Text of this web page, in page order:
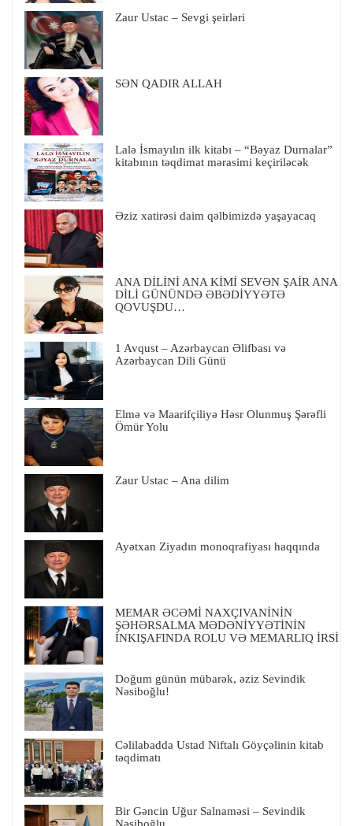
Zaur Ustac – Sevgi şeirləri
SƏN QADIR ALLAH
Lalə İsmayılın ilk kitabı – “Bəyaz Durnalar”
kitabının təqdimat mərasimi keçiriləcək
Əziz xatirəsi daim qəlbimizdə yaşayacaq
ANA DİLİNİ ANA KİMİ SEVƏN ŞAİR ANA
DİLİ GÜNÜNDƏ ƏBƏDİYYƏTƏ
QOVUŞDU…
1 Avqust – Azərbaycan Əlifbası və
Azərbaycan Dili Günü
Elmə və Maarifçiliyə Həsr Olunmuş Şərəfli
Ömür Yolu
Zaur Ustac – Ana dilim
Ayətxan Ziyadın monoqrafiyası haqqında
MEMAR ƏCƏMİ NAXÇIVANİNİN
ŞƏHƏRSALMA MƏDƏNİYYƏTİNİN
İNKIŞAFINDA ROLU VƏ MEMARLIQ İRSİ
Doğum günün mübarək, əziz Sevindik
Nəsiboğlu!
Cəlilabadda Ustad Niftalı Göyçəlinin kitab
təqdimatı
Bir Gəncin Uğur Salnaməsi – Sevindik